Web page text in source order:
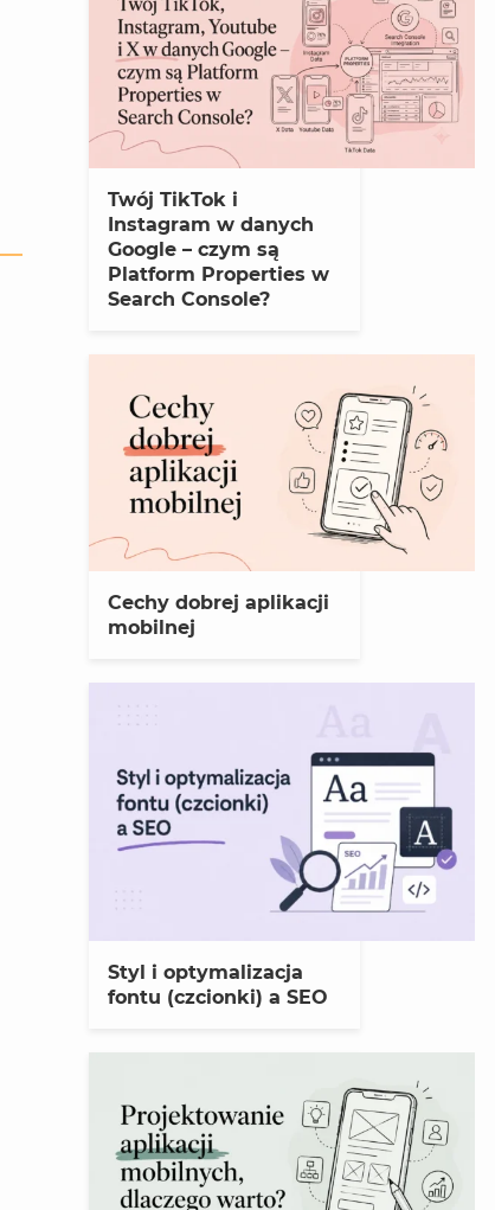
Twój TikTok i
Instagram w danych
Google – czym są
Platform Properties w
Search Console?
Cechy dobrej aplikacji
mobilnej
Styl i optymalizacja
fontu (czcionki) a SEO